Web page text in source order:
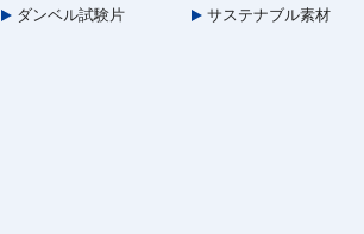
ダンベル試験片
サステナブル素材